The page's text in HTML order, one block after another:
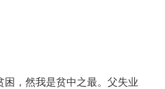
，然我是贫中之最。父失业